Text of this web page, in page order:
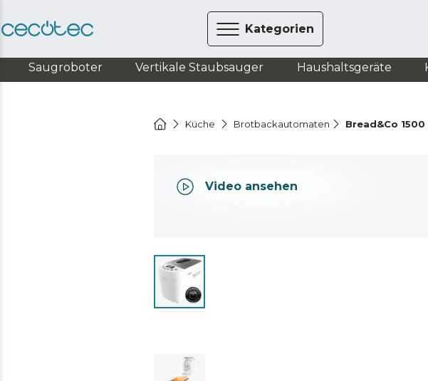
Kategorien
Saugroboter Vertikale Staubsauger Haushaltsgeräte
Küche Brotbackautomaten Bread&Co
Video ansehen